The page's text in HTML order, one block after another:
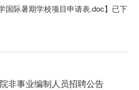
国际暑期学校项目申请表.doc】已下
非事业编制人员招聘公告